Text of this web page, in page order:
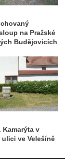
na Pražské
Budějovicích
Kamarýta v
ve Velešíně